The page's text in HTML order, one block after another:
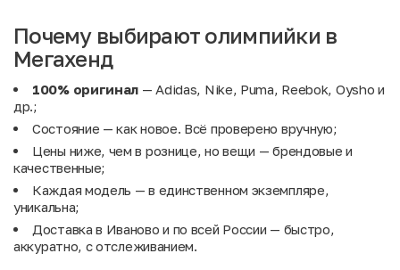
Почему выбирают олимпийки в
Мегахенд
100% оригинал — Adidas, Nike, Puma, Reebok, Oysho и
др.;
Состояние — как новое. Всё проверено вручную;
Цены ниже, чем в рознице, но вещи — брендовые и
качественные;
Каждая модель — в единственном экземпляре,
уникальна;
Доставка в Иваново и по всей России — быстро,
аккуратно, с отслеживанием.